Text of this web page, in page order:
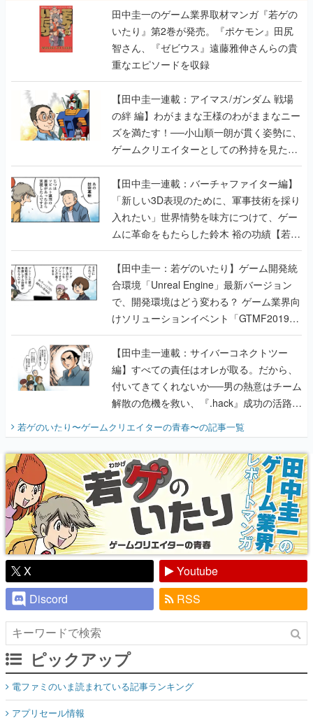
田中圭一のゲーム業界取材マンガ『若ゲの
いたり』第2巻が発売。『ポケモン』田尻
智さん、『ゼビウス』遠藤雅伸さんらの貴
重なエピソードを収録
【田中圭一連載：アイマス/ガンダム 戦場
の絆 編】わがままな王様のわがままなニー
ズを満たす！──小山順一朗が貫く姿勢に、
ゲームクリエイターとしての矜持を見た
【若ゲのいたり最終回】
【田中圭一連載：バーチャファイター編】
「新しい3D表現のために、軍事技術を採り
入れたい」世界情勢を味方につけて、ゲー
ムに革命をもたらした鈴木 裕の功績【若ゲ
のいたり】
【田中圭一：若ゲのいたり】ゲーム開発統
合環境「Unreal Engine」最新バージョン
で、開発環境はどう変わる？ ゲーム業界向
けソリューションイベント「GTMF2019」
に行って、より理解を深めよう【PR】
【田中圭一連載：サイバーコネクトツー
編】すべての責任はオレが取る。だから、
付いてきてくれないか──男の熱意はチーム
解散の危機を救い、『.hack』成功の活路を
開く。業界の快男児・松山 洋に流れる血は
『少年ジャンプ』色だった【若ゲのいた
り】
若ゲのいたり〜ゲームクリエイターの青春〜の記事一覧
X
Youtube
Discord
RSS
ピックアップ
電ファミのいま読まれている記事ランキング
アプリセール情報